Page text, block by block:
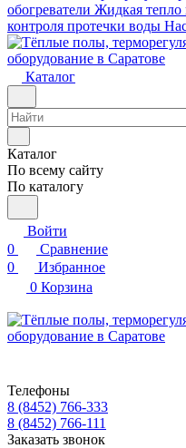
обогреватели Жидкая тепло
контроля протечки воды
Каталог
Каталог
По всему сайту
По каталогу
Войти
0
Сравнение
0
Избранное
0 Корзина
Телефоны
8 (8452) 766-333
8 (8452) 766-111
Заказать звонок